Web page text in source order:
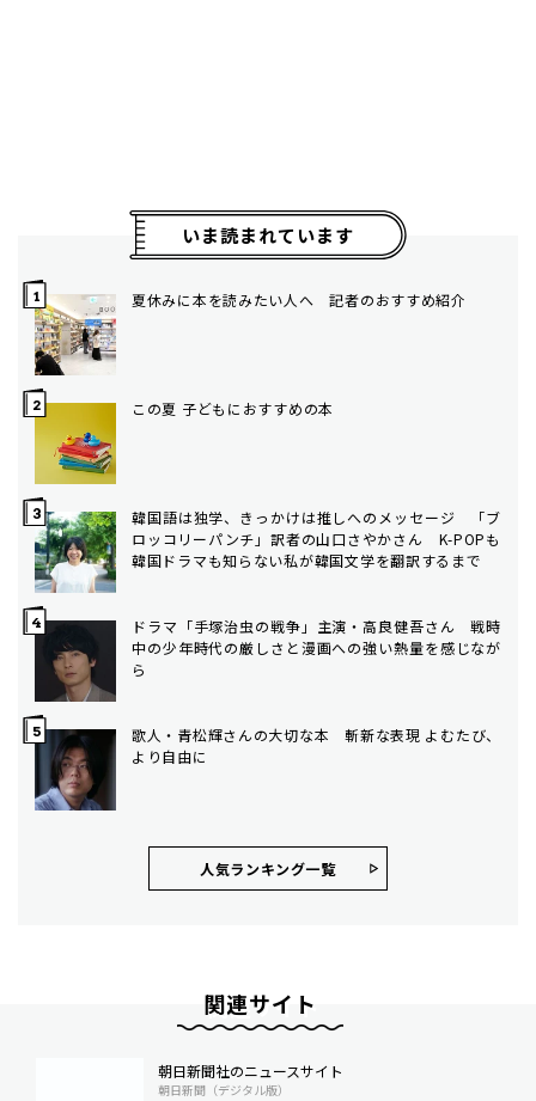
いま読まれています
夏休みに本を読みたい人へ 記者のおすすめ紹介
この夏 子どもにおすすめの本
韓国語は独学、きっかけは推しへのメッセージ 「ブ
ロッコリーパンチ」訳者の山口さやかさん K-POPも
韓国ドラマも知らない私が韓国文学を翻訳するまで
ドラマ「手塚治虫の戦争」主演・高良健吾さん 戦時
中の少年時代の厳しさと漫画への強い熱量を感じなが
ら
歌人・青松輝さんの大切な本 斬新な表現 よむたび、
より自由に
人気ランキング⼀覧
関連サイト
朝日新聞社のニュースサイト
朝日新聞（デジタル版）